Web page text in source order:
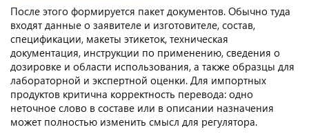
После этого формируется пакет документов. Обычно туда
входят данные о заявителе и изготовителе, состав,
спецификации, макеты этикеток, техническая
документация, инструкции по применению, сведения о
дозировке и области использования, а также образцы для
лабораторной и экспертной оценки. Для импортных
продуктов критична корректность перевода: одно
неточное слово в составе или в описании назначения
может полностью изменить смысл для регулятора.